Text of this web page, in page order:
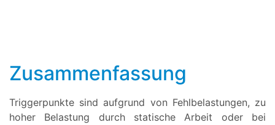
Zusammenfassung
Triggerpunkte sind aufgrund von Fehlbelastungen, zu
hoher Belastung durch statische Arbeit oder bei